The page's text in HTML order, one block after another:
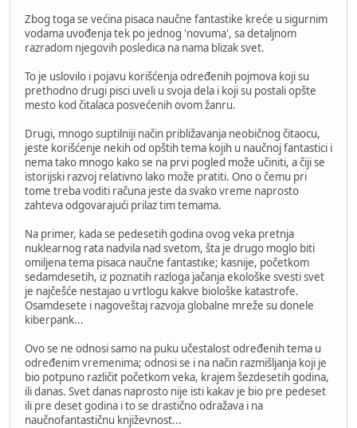
Zbog toga se većina pisaca naučne fantastike kreće u sigurnim
vodama uvođenja tek po jednog 'novuma', sa detaljnom
razradom njegovih posledica na nama blizak svet.
To je uslovilo i pojavu korišćenja određenih pojmova koji su
prethodno drugi pisci uveli u svoja dela i koji su postali opšte
mesto kod čitalaca posvećenih ovom žanru.
Drugi, mnogo suptilniji način približavanja neobičnog čitaocu,
jeste korišćenje nekih od opštih tema kojih u naučnoj fantastici i
nema tako mnogo kako se na prvi pogled može učiniti, a čiji se
istorijski razvoj relativno lako može pratiti. Ono o čemu pri
tome treba voditi računa jeste da svako vreme naprosto
zahteva odgovarajući prilaz tim temama.
Na primer, kada se pedesetih godina ovog veka pretnja
nuklearnog rata nadvila nad svetom, šta je drugo moglo biti
omiljena tema pisaca naučne fantastike; kasnije, početkom
sedamdesetih, iz poznatih razloga jačanja ekološke svesti svet
je najčešće nestajao u vrtlogu kakve biološke katastrofe.
Osamdesete i nagoveštaj razvoja globalne mreže su donele
kiberpank...
Ovo se ne odnosi samo na puku učestalost određenih tema u
određenim vremenima; odnosi se i na način razmišljanja koji je
bio potpuno različit početkom veka, krajem šezdesetih godina,
ili danas. Svet danas naprosto nije isti kakav je bio pre pedeset
ili pre deset godina i to se drastično odražava i na
naučnofantastičnu književnost...